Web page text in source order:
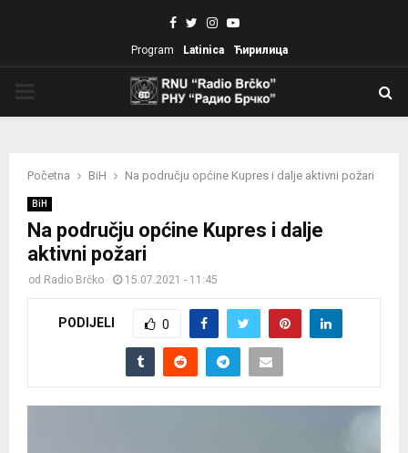
Facebook
TwitterInstagram
Youtube
Program Latinica Ћирилица
Početna BiH Na području općine Kupres i dalje aktivni požari
BiH
Na području općine Kupres i dalje
aktivni požari
od Radio Brčko 15.07.2021 - 11:45
PODIJELI 0